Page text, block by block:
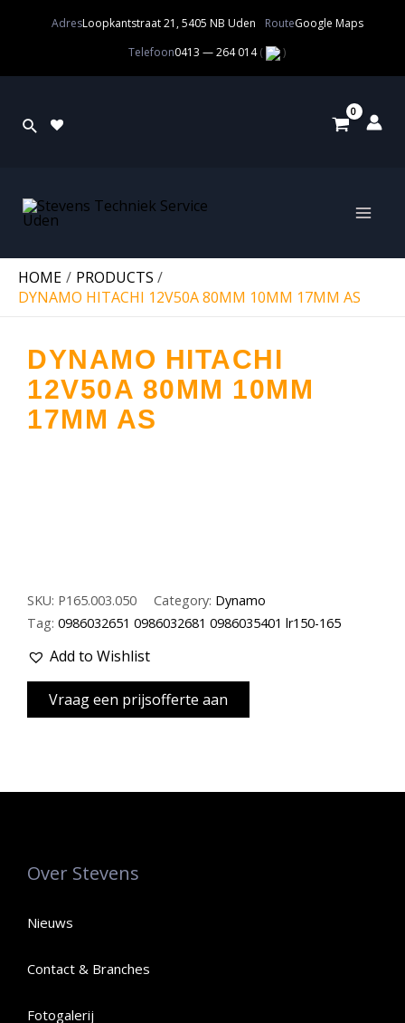
AdresLoopkantstraat 21, 5405 NB Uden RouteGoogle Maps
Telefoon0413 — 264 014( )
HOME
PRODUCTS
DYNAMO HITACHI 12V50A 80MM 10MM 17MM AS
DYNAMO HITACHI
12V50A 80MM 10MM
17MM AS
SKU: P165.003.050 Category: Dynamo
Tag: 0986032651 0986032681 0986035401 lr150-165
Add to Wishlist
Over Stevens
Nieuws
Contact & Branches
Fotogalerij